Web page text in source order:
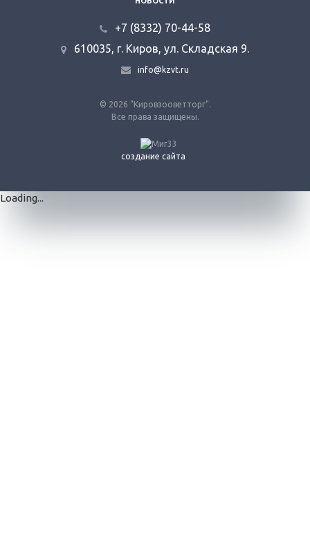
© 2026 "Кировзооветторг".
Все права защищены.
создание сайта
+7 (8332) 70-44-58
610035, г. Киров, ул. Складская 9.
info@kzvt.ru
Loading...